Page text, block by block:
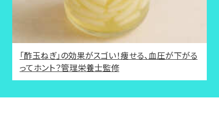
「酢玉ねぎ」の効果がスゴい！痩せる、血圧が下がる
ってホント？管理栄養士監修